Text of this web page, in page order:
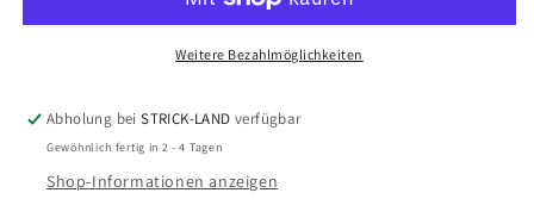
2
Makramee
2
mm
Weitere Bezahlmöglichkeiten
Abholung beiSTRICK-LAND verfügbar
Gewöhnlich fertig in 2 - 4 Tagen
Shop-Informationen anzeigen